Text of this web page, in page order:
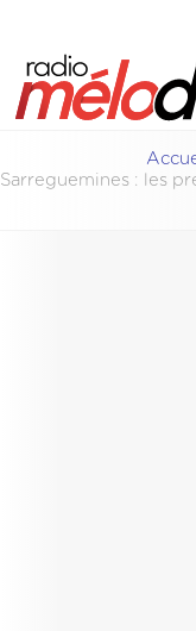
Sarreguemines : les